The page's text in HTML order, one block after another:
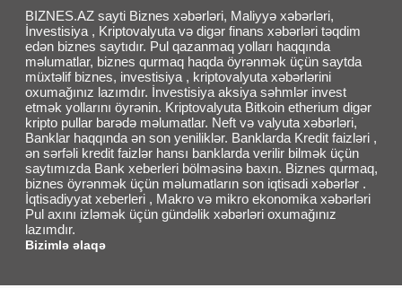
BIZNES.AZ sayti Biznes xəbərləri, Maliyyə xəbərləri,
İnvestisiya , Kriptovalyuta və digər finans xəbərləri təqdim
edən biznes saytıdır. Pul qazanmaq yolları haqqında
məlumatlar, biznes qurmaq haqda öyrənmək üçün saytda
müxtəlif biznes, investisiya , kriptovalyuta xəbərlərini
oxumağınız lazımdır. İnvestisiya aksiya səhmlər invest
etmək yollarını öyrənin. Kriptovalyuta Bitkoin etherium digər
kripto pullar barədə məlumatlar. Neft və valyuta xəbərləri,
Banklar haqqında ən son yeniliklər. Banklarda Kredit faizləri ,
ən sərfəli kredit faizlər hansı banklarda verilir bilmək üçün
saytımızda Bank xeberleri bölməsinə baxın. Biznes qurmaq,
biznes öyrənmək üçün məlumatların son iqtisadi xəbərlər .
İqtisadiyyat xeberleri , Makro və mikro ekonomika xəbərləri
Pul axını izləmək üçün gündəlik xəbərləri oxumağınız
lazımdır.
Bizimlə əlaqə